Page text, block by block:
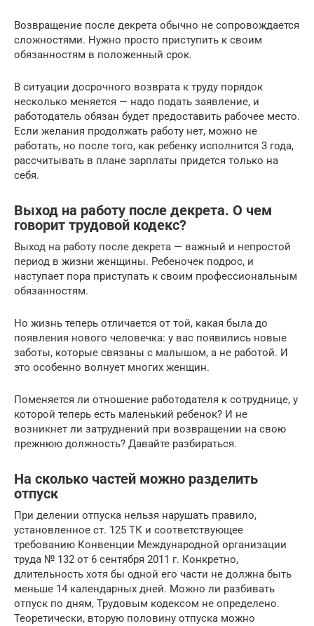
Возвращение после декрета обычно не сопровождается
сложностями. Нужно просто приступить к своим
обязанностям в положенный срок.
В ситуации досрочного возврата к труду порядок
несколько меняется — надо подать заявление, и
работодатель обязан будет предоставить рабочее место.
Если желания продолжать работу нет, можно не
работать, но после того, как ребенку исполнится 3 года,
рассчитывать в плане зарплаты придется только на
себя.
Выход на работу после декрета. О чем
говорит трудовой кодекс?
Выход на работу после декрета — важный и непростой
период в жизни женщины. Ребеночек подрос, и
наступает пора приступать к своим профессиональным
обязанностям.
Но жизнь теперь отличается от той, какая была до
появления нового человечка: у вас появились новые
заботы, которые связаны с малышом, а не работой. И
это особенно волнует многих женщин.
Поменяется ли отношение работодателя к сотруднице, у
которой теперь есть маленький ребенок? И не
возникнет ли затруднений при возвращении на свою
прежнюю должность? Давайте разбираться.
На сколько частей можно разделить
отпуск
При делении отпуска нельзя нарушать правило,
установленное ст. 125 ТК и соответствующее
требованию Конвенции Международной организации
труда № 132 от 6 сентября 2011 г. Конкретно,
длительность хотя бы одной его части не должна быть
меньше 14 календарных дней. Можно ли разбивать
отпуск по дням, Трудовым кодексом не определено.
Теоретически, вторую половину отпуска можно